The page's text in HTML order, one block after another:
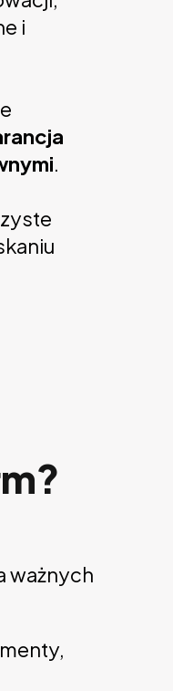
i
.
ważnych